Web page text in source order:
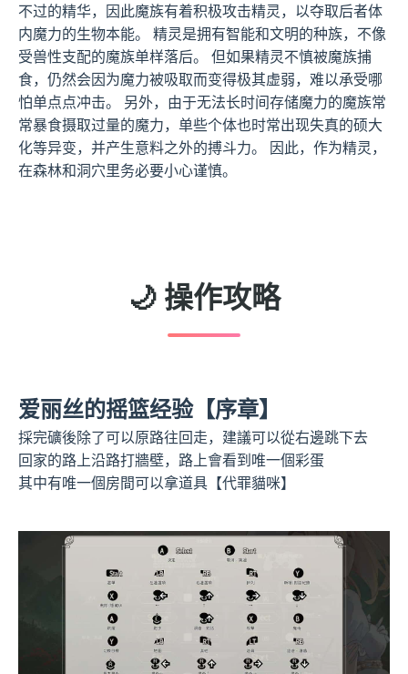
不过的精华，因此魔族有着积极攻击精灵，以夺取后者体
内魔力的生物本能。 精灵是拥有智能和文明的种族，不像
受兽性支配的魔族单样落后。 但如果精灵不慎被魔族捕
食，仍然会因为魔力被吸取而变得极其虚弱，难以承受哪
怕单点点冲击。 另外，由于无法长时间存储魔力的魔族常
常暴食摄取过量的魔力，单些个体也时常出现失真的硕大
化等异变，并产生意料之外的搏斗力。 因此，作为精灵，
在森林和洞穴里务必要小心谨慎。
🌙 操作攻略
爱丽丝的摇篮经验【序章】
採完礦後除了可以原路往回走，建議可以從右邊跳下去
回家的路上沿路打牆壁，路上會看到唯一個彩蛋
其中有唯一個房間可以拿道具【代罪貓咪】